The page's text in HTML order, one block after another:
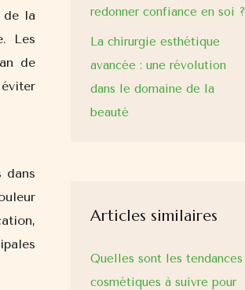
de la
Les
de
dans
redonner confiance en soi ?
La chirurgie esthétique
avancée : une révolution
dans le domaine de la
beauté
Articles similaires
Quelles sont les tendances
cosmétiques à suivre pour